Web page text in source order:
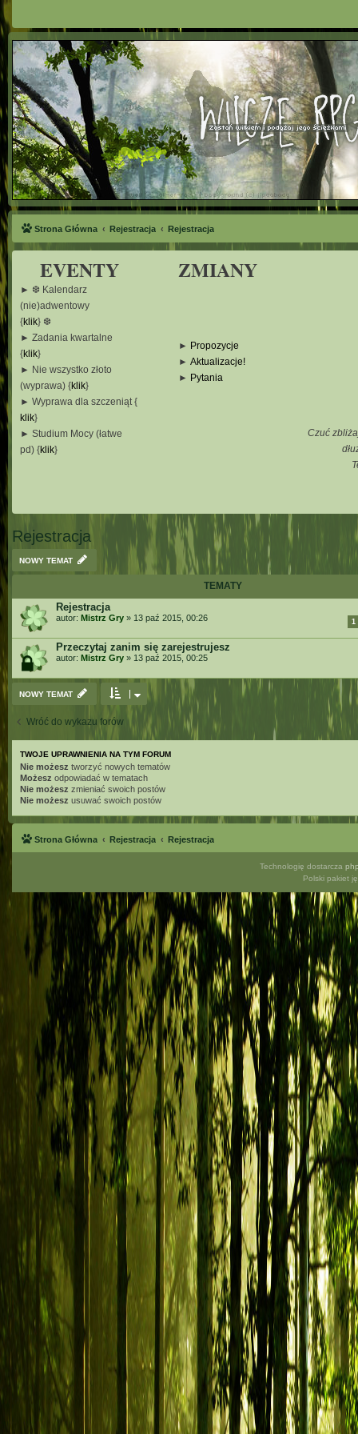
Strona Główna Rejestracja Rejestracja
EVENTY ZMIANY
► ❆ Kalendarz
(nie)adwentowy
{klik} ❆
► Zadania kwartalne
{klik}
► Nie wszystko złoto
(wyprawa) {klik}
► Wyprawa dla szczeniąt {
klik}
► Studium Mocy (łatwe
pd) {klik}
► Propozycje
► Aktualizacje!
► Pytania
Czuć
Rejestracja
NOWY TEMAT
TEMATY
Rejestracja
autor: Mistrz Gry » 13 paź 2015, 00:26 1
Przeczytaj zanim się zarejestrujesz
autor: Mistrz Gry » 13 paź 2015, 00:25
NOWY TEMAT
Wróć do wykazu forów
TWOJE UPRAWNIENIA NA TYM FORUM
Nie możesz tworzyć nowych tematów
Możesz odpowiadać w tematach
Nie możesz zmieniać swoich postów
Nie możesz usuwać swoich postów
Strona Główna Rejestracja Rejestracja
Technologię dostarcza
Polski pakiet